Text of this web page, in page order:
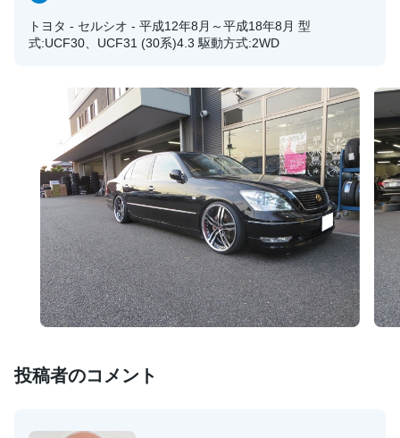
トヨタ - セルシオ - 平成12年8月～平成18年8月 型
式:UCF30、UCF31 (30系)4.3 駆動方式:2WD
投稿者のコメント